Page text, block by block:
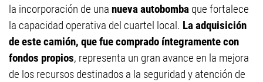
la incorporación de una nueva autobomba que fortalece
la capacidad operativa del cuartel local. La adquisición
de este camión, que fue comprado íntegramente con
fondos propios, representa un gran avance en la mejora
de los recursos destinados a la seguridad y atención de